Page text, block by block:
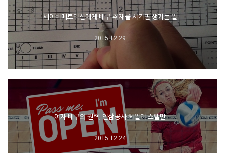
세이버메트리션에게 배구 취재를 시키면 생기는 일
2015.12.29
여자 배구의 권혁, 인삼공사 헤일리 스펠만
2015.12.24